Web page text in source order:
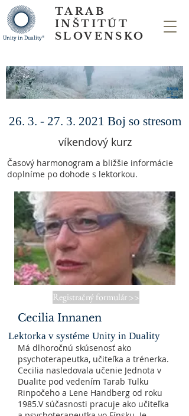
TARAB
INŠTITÚT
SLOVENSKO
Unity in Duality®
ONLIN
E
cez ZOOM
26. 3. - 27. 3. 2021 Boj so stresom
víkendový kurz
Časový harmonogram a bližšie informácie
doplníme po dohode s lektorkou.
Registračný formulár >>
Cecilia Innanen
Lektorka v systéme Unity in Duality
Má dlhoročnú skúsenosť ako
psychoterapeutka, učiteľka a trénerka.
Cecilia nasledovala učenie Jednota v
Dualite pod vedením Tarab Tulku
Rinpočeho a Lene Handberg od roku
1985.V súčasnosti pracuje ako učiteľka